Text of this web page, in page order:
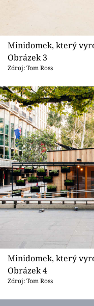
Minidomek, který
Obrázek 3
Zdroj: Tom Ross
Minidomek, který
Obrázek 4
Zdroj: Tom Ross